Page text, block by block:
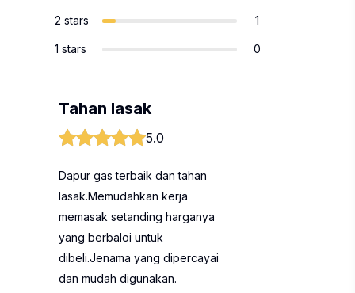
2 stars 1
1 stars 0
Tahan lasak
5.0
Dapur gas terbaik dan tahan
lasak.Memudahkan kerja
memasak setanding harganya
yang berbaloi untuk
dibeli.Jenama yang dipercayai
dan mudah digunakan.